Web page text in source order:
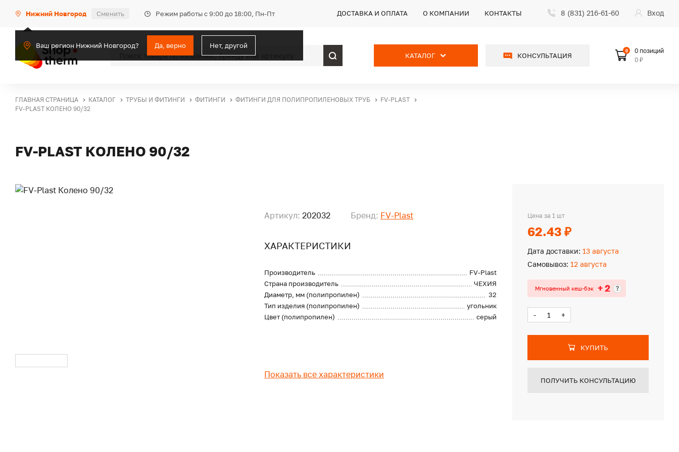
Нижний Новгород Сменить Режим работы с 9:00 до 18:00, Пн-Пт
Ваш регион Нижний Новгород? Да, верно Нет, другой
ДОСТАВКА И ОПЛАТА О КОМПАНИИ КОНТАКТЫ 8 (831) 216-61-60 Вход
КАТАЛОГ КОНСУЛЬТАЦИЯ
0
0 позиций
0 ₽
ГЛАВНАЯ СТРАНИЦА КАТАЛОГ ТРУБЫ И ФИТИНГИ ФИТИНГИ ФИТИНГИ ДЛЯ ПОЛИПРОПИЛЕНОВЫХ ТРУБ
FV-PLAST
FV-PLAST КОЛЕНО 90/32
FV-PLAST КОЛЕНО 90/32
Артикул: 202032 Бренд: FV-Plast
ХАРАКТЕРИСТИКИ
Производитель
FV-Plast
Страна производитель
ЧЕХИЯ
Диаметр, мм (полипропилен)
32
Тип изделия (полипропилен)
угольник
Цвет (полипропилен)
серый
Показать все характеристики
Цена за 1 шт
62.43 ₽
Дата доставки: 13 августа
Самовывоз: 12 августа
Мгновенный кеш-бэк + 2 ?
- +
КУПИТЬ
ПОЛУЧИТЬ КОНСУЛЬТАЦИЮ